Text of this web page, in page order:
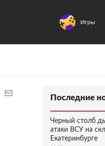
Игры
Последние
Черный столб
атаки ВСУ на
Екатеринбурге